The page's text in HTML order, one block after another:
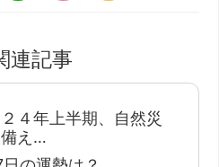
連記事
４年上半期、自然災
え…